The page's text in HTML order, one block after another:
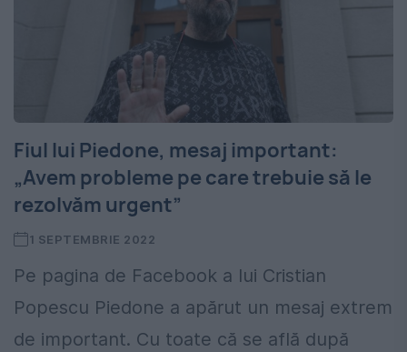
Fiul lui Piedone, mesaj important:
„Avem probleme pe care trebuie să le
rezolvăm urgent”
1 SEPTEMBRIE 2022
Pe pagina de Facebook a lui Cristian
Popescu Piedone a apărut un mesaj extrem
de important. Cu toate că se află după